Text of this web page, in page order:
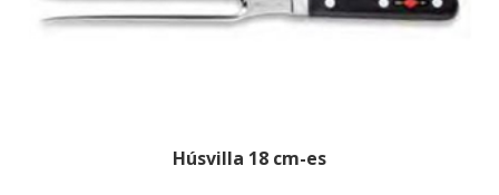
Húsvilla 18 cm-es